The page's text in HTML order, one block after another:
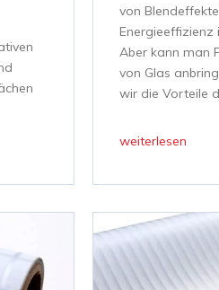
von
Energieeffizienz
Aber kann man
von Glas
wir die Vorteile
erhöhten UV-
weiterlesen